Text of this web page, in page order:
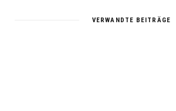
e
VERWANDTE BEITRÄGE